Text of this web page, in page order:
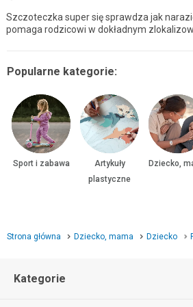
Szczoteczka super się sprawdza jak
pomaga rodzicowi w dokładnym
Popularne kategorie:
Sport i zabawa
Artykuły
plastyczne
Dziecko,
Strona główna Dziecko, mama Dziecko
Kategorie